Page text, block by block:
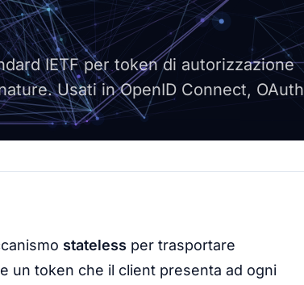
IETF per token di autorizzazione
Usati in OpenID Connect, OAuth
stateless per trasportare
un token che il client presenta ad ogni